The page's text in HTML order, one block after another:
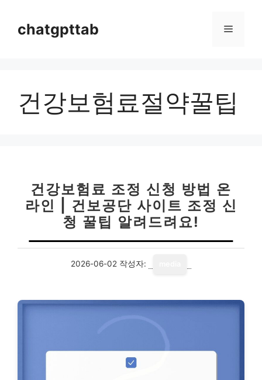
chatgpttab 메
건강보험료절약꿀팁
건강보험료 조정 신청 방법 온
라인 | 건보공단 사이트 조정 신
청 꿀팁 알려드려요!
2026-06-02 작성자: